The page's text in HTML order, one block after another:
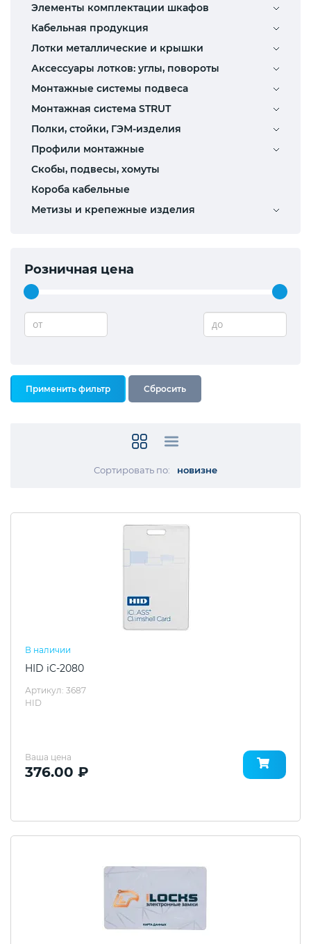
Элементы комплектации шкафов
Кабельная продукция
Лотки металлические и крышки
Аксессуары лотков: углы, повороты
Монтажные системы подвеса
Монтажная система STRUT
Полки, стойки, ГЭМ-изделия
Профили монтажные
Скобы, подвесы, хомуты
Короба кабельные
Метизы и крепежные изделия
Розничная цена
от до
Сортировать по: новизне
В наличии
HID iC-2080
Артикул: 3687
HID
Ваша цена
376.00 ₽